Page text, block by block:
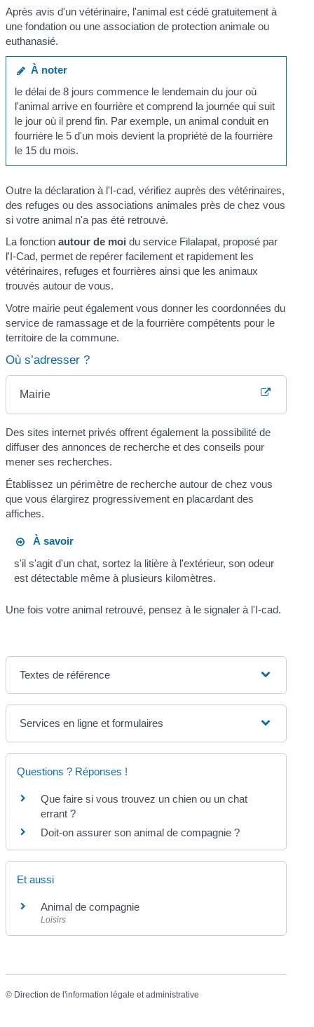
Après avis d'un vétérinaire, l'animal est cédé gratuitement à
une fondation ou une association de protection animale ou
euthanasié.
À noter
le délai de 8 jours commence le lendemain du jour où
l'animal arrive en fourrière et comprend la journée qui suit
le jour où il prend fin. Par exemple, un animal conduit en
fourrière le 5 d'un mois devient la propriété de la fourrière
le 15 du mois.
Outre la déclaration à l'I-cad, vérifiez auprès des vétérinaires,
des refuges ou des associations animales près de chez vous
si votre animal n'a pas été retrouvé.
La fonctionautour de moi du service Filalapat, proposé par
l'I-Cad, permet de repérer facilement et rapidement les
vétérinaires, refuges et fourrières ainsi que les animaux
trouvés autour de vous.
Votre mairie peut également vous donner les coordonnées du
service de ramassage et de la fourrière compétents pour le
territoire de la commune.
Où s’adresser ?
Mairie
Des sites internet privés offrent également la possibilité de
diffuser des annonces de recherche et des conseils pour
mener ses recherches.
Établissez un périmètre de recherche autour de chez vous
que vous élargirez progressivement en placardant des
affiches.
À savoir
s'il s'agit d'un chat, sortez la litière à l'extérieur, son odeur
est détectable même à plusieurs kilomètres.
Une fois votre animal retrouvé, pensez à le signaler à l'I-cad.
Textes de référence
Services en ligne et formulaires
Questions ? Réponses !
Que faire si vous trouvez un chien ou un chat
errant ?
Doit-on assurer son animal de compagnie ?
Et aussi
Animal de compagnie
Loisirs
© Direction de l'information légale et administrative